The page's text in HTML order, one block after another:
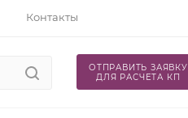
Контакты
ОТПРАВИТЬ ЗАЯВКУ
ДЛЯ РАСЧЕТА КП